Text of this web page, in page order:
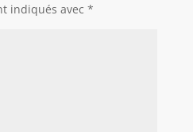
indiqués avec *